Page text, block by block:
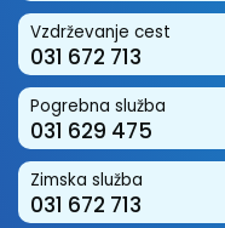
Vzdrževanje cest
031 672 713
Pogrebna služba
031 629 475
Zimska služba
031 672 713